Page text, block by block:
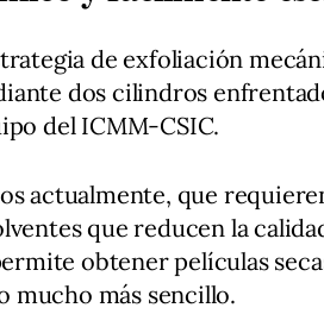
de exfoliación
dos cilindros
del ICMM-CSIC.
actualmente, que
que reducen la
obtener películas
mucho más sencillo.